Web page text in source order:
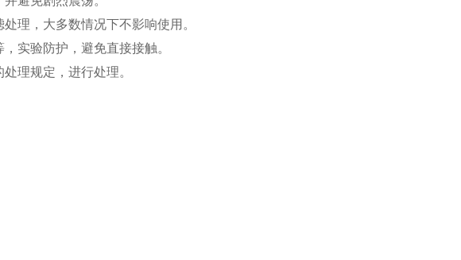
理，大多数情况下不影响使用。
实验防护，避免直接接触。
理规定，进行处理。